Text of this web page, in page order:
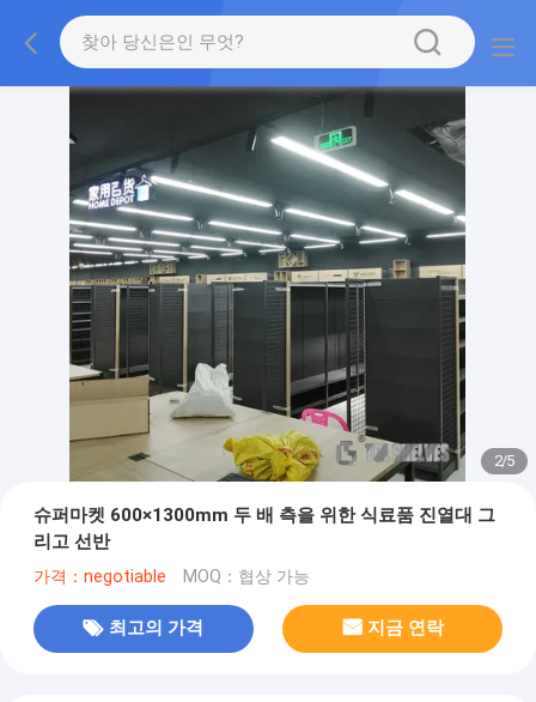
2/5
슈퍼마켓 600×1300mm 두 배 측을 위한 식료품 진열대 그
리고 선반
가격：negotiable MOQ：협상 가능
최고의 가격 지금 연락